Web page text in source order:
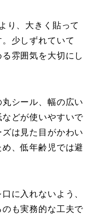
り、大きく貼って
少しずれていて
雰囲気を大切にし
シール、幅の広い
どが使いやすいで
は見た目がかわい
、低年齢児では避
に入れないよう、
も実務的な工夫で